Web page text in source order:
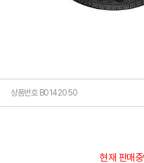
상품번호 B0142050
현재 판매